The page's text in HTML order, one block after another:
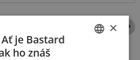
×
je Bastard
ho znáš